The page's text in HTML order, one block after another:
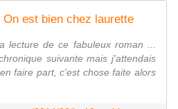
est bien chez laurette
lecture de ce fabuleux roman ...
suivante mais j'attendais
faire part, c'est chose faite alors